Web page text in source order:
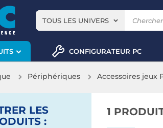
TOUS LES UNIVERS
CONFIGURATEUR PC
Périphériques Accessoires jeux
LES
:
1